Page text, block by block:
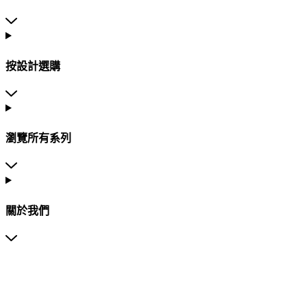
按設計選購
瀏覽所有系列
關於我們